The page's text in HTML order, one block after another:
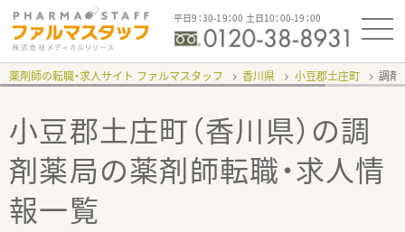
平日9：30-19：00 土日10：00-19：00
薬剤師の転職・求人サイト ファルマスタッフ 香川県 小豆郡土庄町 調剤
小豆郡土庄町（香川県）の調
剤薬局の薬剤師転職・求人情
報一覧